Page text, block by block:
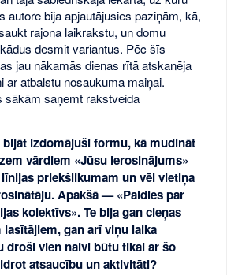
autore bija apjautājusies paziņām, kā,
rajona laikrakstu, un domu
desmit variantus. Pēc šīs
jau nākamās dienas rītā atskanēja
ar atbalstu nosaukuma maiņai.
sākām saņemt rakstveida
izdomājuši formu, kā mudināt
vārdiem «Jūsu ierosinājums»
priekšlikumam un vēl vietiņa
Apakšā — «Paldies par
kolektīvs». Te bija gan cieņas
lasītājiem, gan arī viņu laika
droši vien naivi būtu tikai ar šo
atsaucību un aktivitāti?